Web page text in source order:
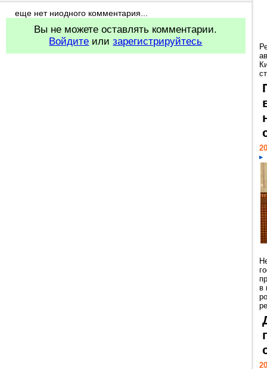
еще нет ниодного комментария...
Вы не можете оставлять комментарии.
Войдите илизарегистрируйтесь
в